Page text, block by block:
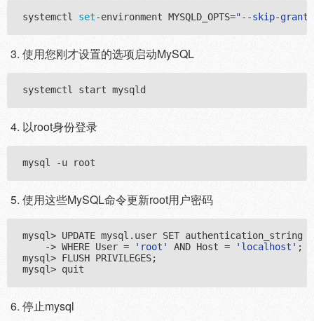
systemctl set-environment MYSQLD_OPTS="--skip-
使用您刚才设置的选项启动MySQL
以root身份登录
使用这些MySQL命令更新root用户密码
mysql> UPDATE mysql.user SET authentication_string =
    -> WHERE User =
'root' AND Host = 'localhost' ;
mysql> FLUSH PRIVILEGES;
停止mysql